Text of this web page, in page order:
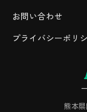
お問い合わせ
プライバシーポリ
熊本県